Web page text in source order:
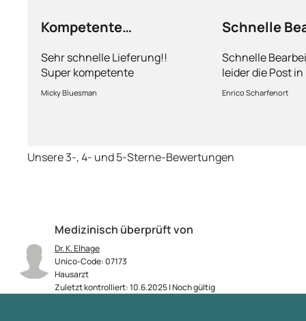
Medizinisch überprüft von
Dr. K. Elhage
Unico-Code: 07173
Hausarzt
Zuletzt kontrolliert: 10.6.2025 | Noch gültig
Kompetente
Sehr schnelle Lieferung!!
Super kompetente
Abhandlung!
Micky Bluesman
Schnelle
Schnelle
leider die Post
kriegt es nicht
dauert obwohl
Enrico Scharfenort
Unsere 3-, 4- und 5-Sterne-Bewertungen